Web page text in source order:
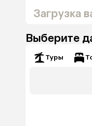
Загрузка
Выберите
Туры